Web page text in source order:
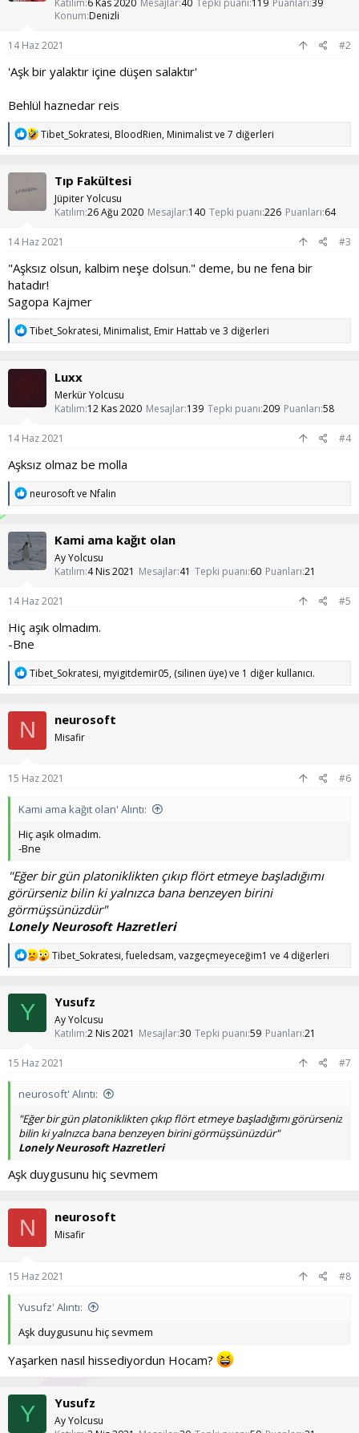
Konum Denizli
14 Haz 2021 #2
'Aşk bir yalaktır içine düşen salaktır'
Behlül haznedar reis
T
p
k
e
Tibet_Sokratesi,BloodRien,Minimalistve 7 diğerleri
Tıp Fakültesi
Jüpiter Yolcusu
Katılım 26 Ağu 2020 Mesajlar 140 Tepki puanı 226 Puanları 64
14 Haz 2021 #3
"Aşksız olsun, kalbim neşe dolsun." deme, bu ne fena bir
hatadır!
Sagopa Kajmer
T
p
k
e
Tibet_Sokratesi,Minimalist,Emir Hattab ve 3 diğerleri
Luxx
Merkür Yolcusu
Katılım 12 Kas 2020 Mesajlar 139 Tepki puanı 209 Puanları 58
14 Haz 2021 #4
Aşksız olmaz be molla
T
p
k
i
l
e
neurosoftve Nfalin
Kami ama kağıt olan
Ay Yolcusu
Katılım 4 Nis 2021 Mesajlar 41 Tepki puanı 60 Puanları 21
14 Haz 2021 #5
Hiç aşık olmadım.
-Bne
T
p
k
l
e
:
Tibet_Sokratesi,myigitdemir05, (silinen üye)ve 1 diğer kullanıcı.
N neurosoft
Misafir
15 Haz 2021 #6
Kami ama kağıt olan' Alıntı:
Hiç aşık olmadım.
-Bne
"Eğer bir gün platoniklikten çıkıp flört etmeye başladığımı
görürseniz bilin ki yalnızca bana benzeyen birini
görmüşsünüzdür"
Lonely Neurosoft Hazretleri
T
p
e
:
Tibet_Sokratesi,fueledsam,vazgeçmeyeceğim1 ve 4 diğerleri
Y Yusufz
Ay Yolcusu
Katılım 2 Nis 2021 Mesajlar30 Tepki puanı 59 Puanları 21
15 Haz 2021 #7
neurosoft' Alıntı:
"Eğer bir gün platoniklikten çıkıp flört etmeye başladığımı görürseniz
bilin ki yalnızca bana benzeyen birini görmüşsünüzdür"
Lonely Neurosoft Hazretleri
Aşk duygusunu hiç sevmem
N neurosoft
Misafir
15 Haz 2021 #8
Yusufz' Alıntı:
Aşk duygusunu hiç sevmem
Yaşarken nasıl hissediyordun Hocam?
Y Yusufz
Ay Yolcusu